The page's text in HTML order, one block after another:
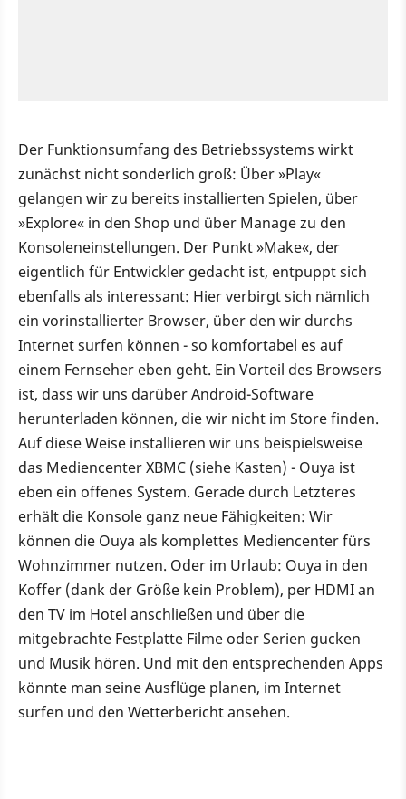
Der Funktionsumfang des Betriebssystems wirkt
zunächst nicht sonderlich groß: Über »Play«
gelangen wir zu bereits installierten Spielen, über
»Explore« in den Shop und über Manage zu den
Konsoleneinstellungen. Der Punkt »Make«, der
eigentlich für Entwickler gedacht ist, entpuppt sich
ebenfalls als interessant: Hier verbirgt sich nämlich
ein vorinstallierter Browser, über den wir durchs
Internet surfen können - so komfortabel es auf
einem Fernseher eben geht. Ein Vorteil des Browsers
ist, dass wir uns darüber Android-Software
herunterladen können, die wir nicht im Store finden.
Auf diese Weise installieren wir uns beispielsweise
das Mediencenter XBMC (siehe Kasten) - Ouya ist
eben ein offenes System. Gerade durch Letzteres
erhält die Konsole ganz neue Fähigkeiten: Wir
können die Ouya als komplettes Mediencenter fürs
Wohnzimmer nutzen. Oder im Urlaub: Ouya in den
Koffer (dank der Größe kein Problem), per HDMI an
den TV im Hotel anschließen und über die
mitgebrachte Festplatte Filme oder Serien gucken
und Musik hören. Und mit den entsprechenden Apps
könnte man seine Ausflüge planen, im Internet
surfen und den Wetterbericht ansehen.